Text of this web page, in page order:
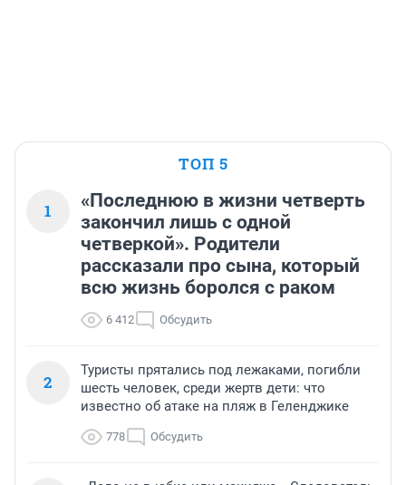
ТОП 5
1
«Последнюю в жизни четверть
закончил лишь с одной
четверкой». Родители
рассказали про сына, который
всю жизнь боролся с раком
6 412 Обсудить
2
Туристы прятались под лежаками, погибли
шесть человек, среди жертв дети: что
известно об атаке на пляж в Геленджике
778 Обсудить